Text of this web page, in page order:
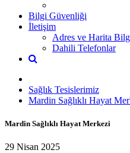
Bilgi Güvenliği
İletişim
Adres ve Harita
Dahili Telefonlar
Sağlık Tesislerimiz
Mardin Sağlıklı Hayat
Mardin Sağlıklı Hayat Merkezi
29 Nisan 2025